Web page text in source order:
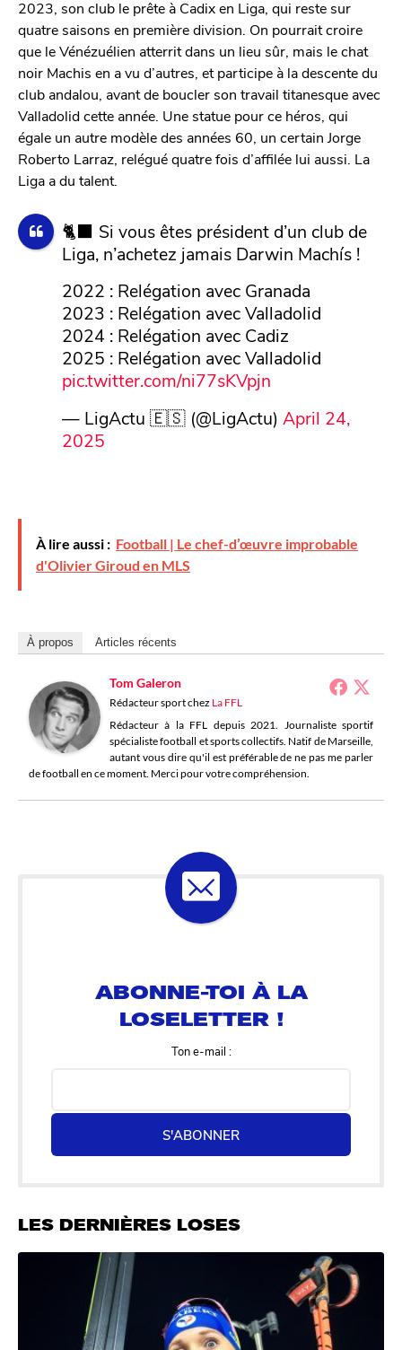
2023, son club le prête à Cadix en Liga, qui reste sur
quatre saisons en première division. On pourrait croire
que le Vénézuélien atterrit dans un lieu sûr, mais le chat
noir Machis en a vu d’autres, et participe à la descente du
club andalou, avant de boucler son travail titanesque avec
Valladolid cette année. Une statue pour ce héros, qui
égale un autre modèle des années 60, un certain Jorge
Roberto Larraz, relégué quatre fois d’affilée lui aussi. La
Liga a du talent.
🐈‍⬛ Si vous êtes président d’un club de
Liga, n’achetez jamais Darwin Machís !
2022 : Relégation avec Granada
2023 : Relégation avec Valladolid
2024 : Relégation avec Cadiz
2025 : Relégation avec Valladolid
pic.twitter.com/ni77sKVpjn
— LigActu 🇪🇸 (@LigActu) April 24,
2025
À lire aussi : Football | Le chef-d’œuvre improbable
d'Olivier Giroud en MLS
À propos Articles récents
Tom Galeron
Rédacteur sportchez La FFL
Rédacteur à la FFL depuis 2021. Journaliste sportif
spécialiste football et sports collectifs. Natif de Marseille,
autant vous dire qu'il est préférable de ne pas me parler
de football en ce moment. Merci pour votre compréhension.
Ton e-mail :
S'ABONNER
LES DERNIÈRES LOSES